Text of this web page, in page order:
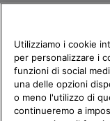
Italia
Utilizziamo i cookie
per personalizzare i
funzioni di social
una delle opzioni
o meno l'utilizzo di
continueremo a